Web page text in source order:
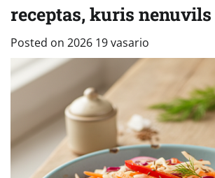
receptas, kuris nenuvils
Posted on 2026 19 vasario